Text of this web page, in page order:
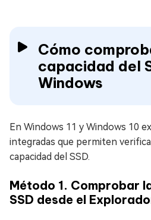
Cómo
capacidad del
Windows
En Windows 11 y Windows 10
integradas que permiten
capacidad del SSD.
Método 1. Comprobar
SSD desde el